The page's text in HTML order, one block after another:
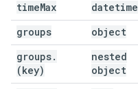
timeMax datetime
groups object
groups.
(key)
nested
object